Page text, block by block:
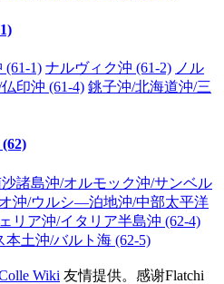
(61-1) ナルヴィク沖 (61-2) ノル
印沖 (61-4) 銚子沖/北海道沖/三
諸島沖/オルモック沖/サンベル
沖/ウルシ―泊地沖/中部太平洋
リア沖/イタリア半島沖 (62-4)
土沖/バルト海 (62-5)
Wiki 友情提供。感谢Flatchi